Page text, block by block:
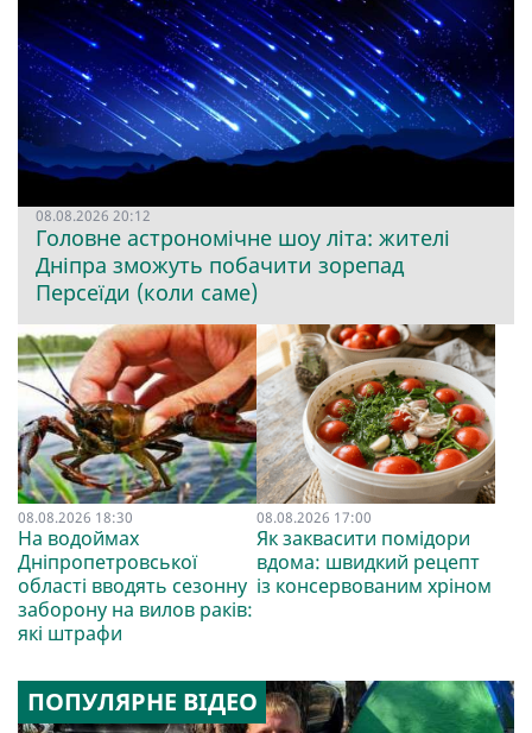
08.08.2026 20:12
Головне астрономічне шоу літа: жителі
Дніпра зможуть побачити зорепад
Персеїди (коли саме)
08.08.2026 18:30
На водоймах
Дніпропетровської
області вводять сезонну
заборону на вилов раків:
які штрафи
08.08.2026 17:00
Як заквасити помідори
вдома: швидкий рецепт
із консервованим хріном
ПОПУЛЯРНЕ ВІДЕО